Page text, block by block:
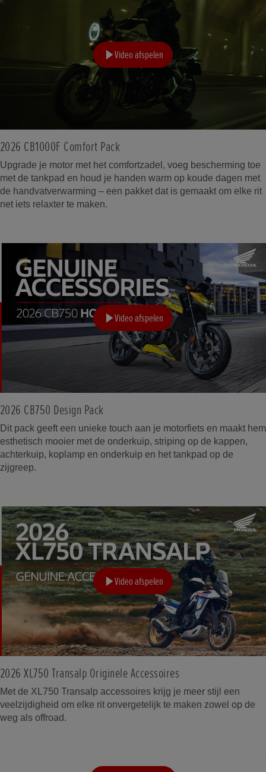
Video afspelen
2026 CB1000F Comfort Pack
Upgrade je motor met het comfortzadel, voeg bescherming toe
met de tankpad en houd je handen warm op koude dagen met
de handvatverwarming – een pakket dat is gemaakt om elke rit
net iets relaxter te maken.
Video afspelen
2026 CB750 Design Pack
Dit pack geeft een unieke touch aan je motorfiets en maakt hem
esthetisch mooier met de onderkuip, striping op de kappen,
achterkuip, koplamp en onderkuip en het tankpad op de
zijgreep.
Video afspelen
2026 XL750 Transalp Originele Accessoires
Met de XL750 Transalp accessoires krijg je meer stijl een
veelzijdigheid om elke rit onvergetelijk te maken zowel op de
weg als offroad.